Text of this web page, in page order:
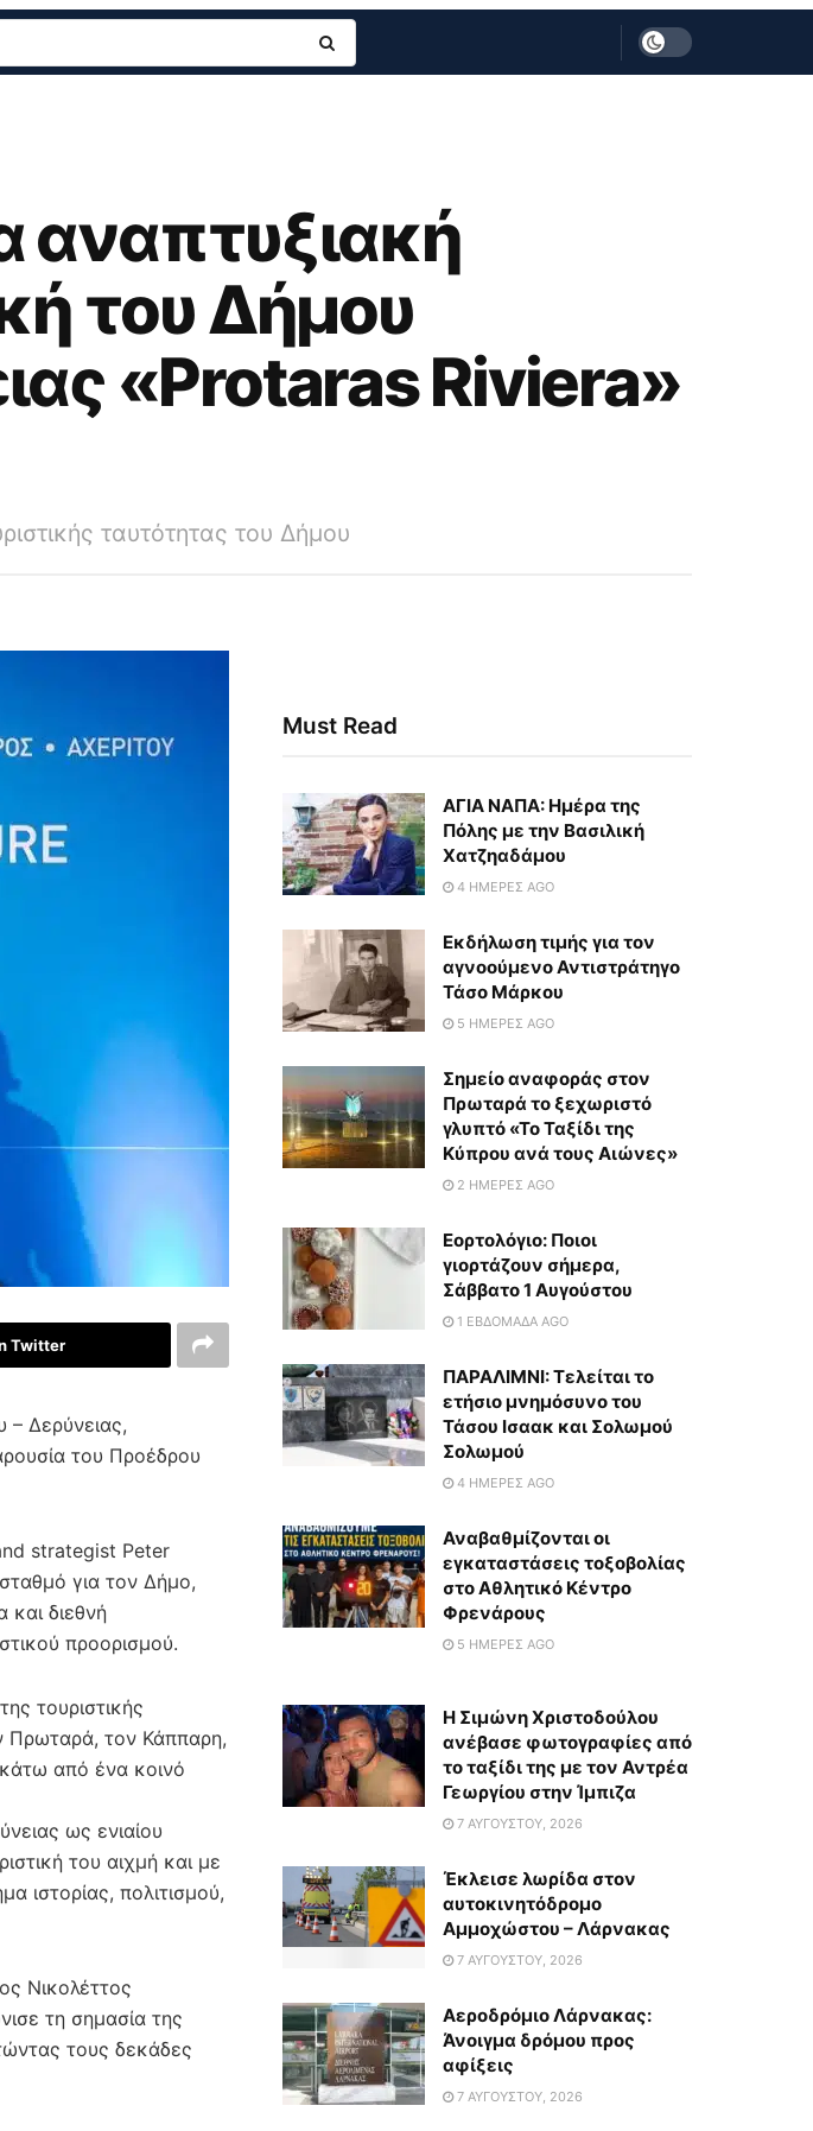
αναπτυξιακή
του Δήμου
«Protaras Riviera»
ταυτότητας του Δήμου
Twitter
Δερύνειας,
του Προέδρου
strategist Peter
για τον Δήμο,
και διεθνή
προορισμού.
τουριστικής
Πρωταρά, τον Κάππαρη,
από ένα κοινό
ως ενιαίου
του αιχμή και με
ιστορίας, πολιτισμού,
Νικολέττος
τη σημασία της
τους δεκάδες
Must Read
ΑΓΙΑ ΝΑΠΑ: Ημέρα της
Πόλης με την Βασιλική
Χατζηαδάμου
4 ΗΜΈΡΕΣ AGO
Εκδήλωση τιμής για τον
αγνοούμενο Αντιστράτηγο
Τάσο Μάρκου
5 ΗΜΈΡΕΣ AGO
Σημείο αναφοράς στον
Πρωταρά το ξεχωριστό
γλυπτό «Το Ταξίδι της
Κύπρου ανά τους Αιώνες»
2 ΗΜΈΡΕΣ AGO
Εορτολόγιο: Ποιοι
γιορτάζουν σήμερα,
Σάββατο 1 Αυγούστου
1 ΕΒΔΟΜΆΔΑ AGO
ΠΑΡΑΛΙΜΝΙ: Τελείται το
ετήσιο μνημόσυνο του
Τάσου Ισαακ και Σολωμού
Σολωμού
4 ΗΜΈΡΕΣ AGO
Αναβαθμίζονται οι
εγκαταστάσεις τοξοβολίας
στο Αθλητικό Κέντρο
Φρενάρους
5 ΗΜΈΡΕΣ AGO
Η Σιμώνη Χριστοδούλου
ανέβασε φωτογραφίες από
το ταξίδι της με τον Αντρέα
Γεωργίου στην Ίμπιζα
7 ΑΥΓΟΎΣΤΟΥ, 2026
Έκλεισε λωρίδα στον
αυτοκινητόδρομο
Αμμοχώστου – Λάρνακας
7 ΑΥΓΟΎΣΤΟΥ, 2026
Αεροδρόμιο Λάρνακας:
Άνοιγμα δρόμου προς
αφίξεις
7 ΑΥΓΟΎΣΤΟΥ, 2026